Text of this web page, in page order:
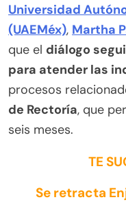
Universidad
(UAEMéx), Martha
que el diálogo
para atender las
procesos
de Rectoría, que
seis meses.
TE
Se retracta